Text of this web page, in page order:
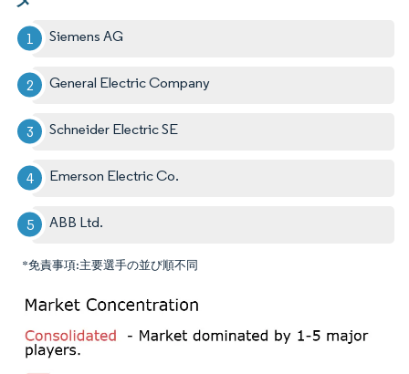
Siemens AG
General Electric Company
Schneider Electric SE
Emerson Electric Co.
ABB Ltd.
*免責事項:主要選手の並び順不同